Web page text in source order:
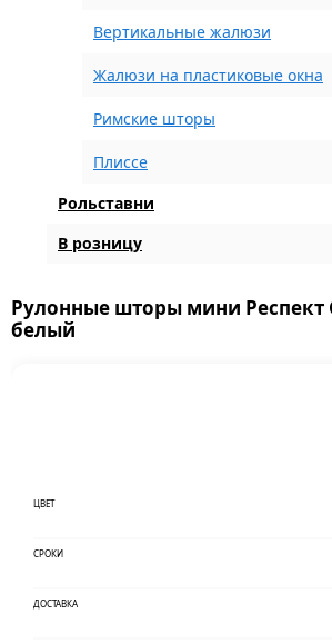
Вертикальные жалюзи
Жалюзи на пластиковые окна
Римские шторы
Плиссе
Рольставни
В розницу
Рулонные шторы мини Респект
белый
ЦВЕТ
СРОКИ
ДОСТАВКА